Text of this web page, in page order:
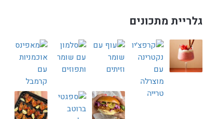
גלריית מתכונים